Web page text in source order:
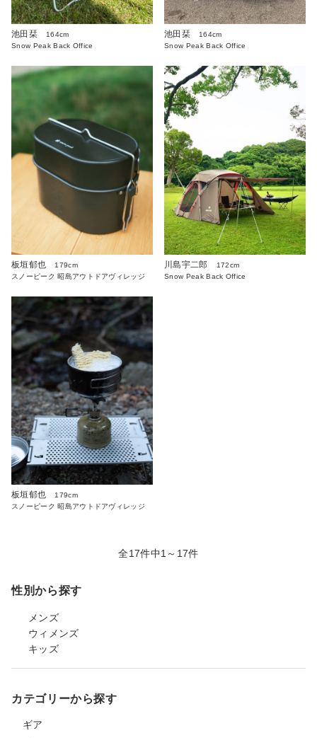
池田栞
164cm
Snow Peak Back Office
池田栞
164cm
Snow Peak Back Office
板垣郁也
179cm
スノーピーク 昭島アウトドアヴィレッジ
川島宇二郎
172cm
Snow Peak Back Office
板垣郁也
179cm
スノーピーク 昭島アウトドアヴィレッジ
全17件中1～17件
性別から探す
メンズ
ウィメンズ
キッズ
カテゴリーから探す
ギア